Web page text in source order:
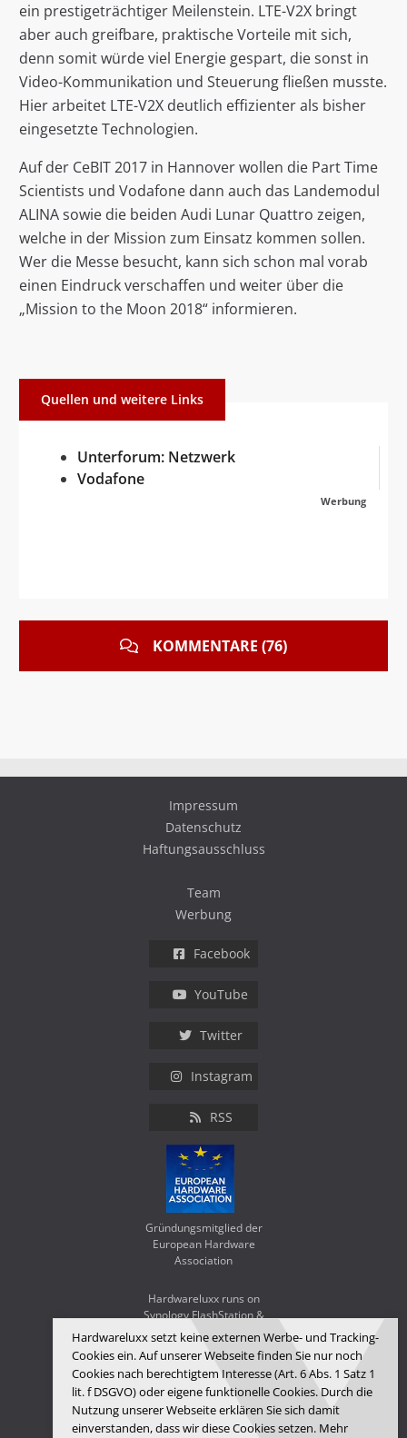
ein prestigeträchtiger Meilenstein. LTE-V2X bringt
aber auch greifbare, praktische Vorteile mit sich,
denn somit würde viel Energie gespart, die sonst in
Video-Kommunikation und Steuerung fließen musste.
Hier arbeitet LTE-V2X deutlich effizienter als bisher
eingesetzte Technologien.
Auf der CeBIT 2017 in Hannover wollen die Part Time
Scientists und Vodafone dann auch das Landemodul
ALINA sowie die beiden Audi Lunar Quattro zeigen,
welche in der Mission zum Einsatz kommen sollen.
Wer die Messe besucht, kann sich schon mal vorab
einen Eindruck verschaffen und weiter über die
„Mission to the Moon 2018“ informieren.
Quellen und weitere Links
Unterforum: Netzwerk
Vodafone
Werbung
KOMMENTARE (76)
Hardwareluxx setzt keine externen Werbe- und Tracking-
Cookies ein. Auf unserer Webseite finden Sie nur noch
Cookies nach berechtigtem Interesse (Art. 6 Abs. 1 Satz 1
lit. f DSGVO) oder eigene funktionelle Cookies. Durch die
Nutzung unserer Webseite erklären Sie sich damit
einverstanden, dass wir diese Cookies setzen. Mehr
Impressum
Datenschutz
Haftungsausschluss
Team
Werbung
Facebook
YouTube
Twitter
Instagram
RSS
Gründungsmitglied der
European Hardware
Association
Hardwareluxx runs on
Synology FlashStation &
WD Red SA500